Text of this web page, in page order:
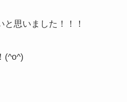
思いました！！！
(^o^)